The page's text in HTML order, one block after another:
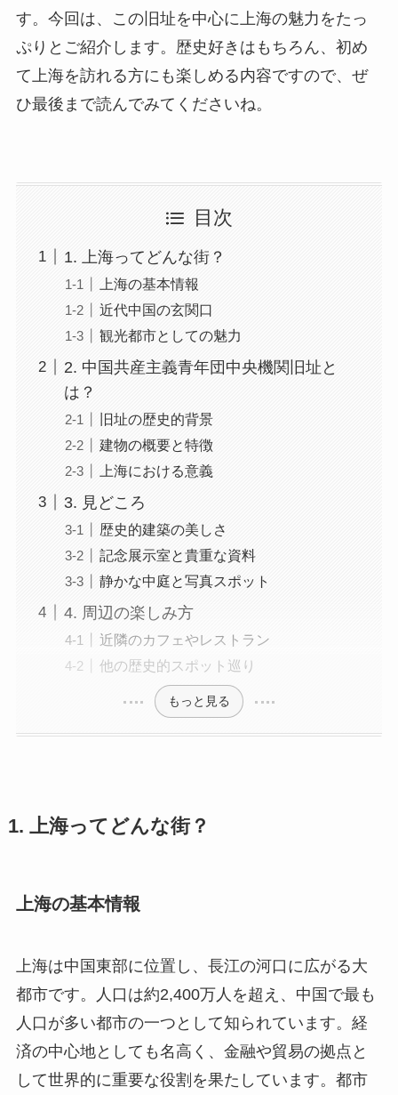
す。今回は、この旧址を中心に上海の魅力をたっ
ぷりとご紹介します。歴史好きはもちろん、初め
て上海を訪れる方にも楽しめる内容ですので、ぜ
ひ最後まで読んでみてくださいね。
目次
1. 上海ってどんな街？
上海の基本情報
近代中国の玄関口
観光都市としての魅力
2. 中国共産主義青年団中央機関旧址と
は？
旧址の歴史的背景
建物の概要と特徴
上海における意義
3. 見どころ
歴史的建築の美しさ
記念展示室と貴重な資料
静かな中庭と写真スポット
4. 周辺の楽しみ方
近隣のカフェやレストラン
他の歴史的スポット巡り
もっと見る
1. 上海ってどんな街？
上海の基本情報
上海は中国東部に位置し、長江の河口に広がる大
都市です。人口は約2,400万人を超え、中国で最も
人口が多い都市の一つとして知られています。経
済の中心地としても名高く、金融や貿易の拠点と
して世界的に重要な役割を果たしています。都市